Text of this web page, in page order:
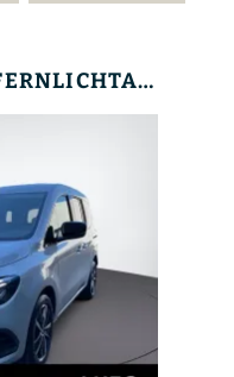
EQT 200 PERF AUT FERNLICHTASS. KAM. KLIMAA LED